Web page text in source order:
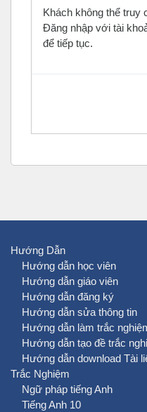
Khách không thể truy
Đăng nhập với tài
để tiếp tục.
Hướng Dẫn
Hướng dẫn học viên
Hướng dẫn giáo viên
Hướng dẫn đăng ký
Hướng dẫn sửa thông tin
Hướng dẫn làm trắc
Hướng dẫn tạo đề trắc
Hướng dẫn download Tài
Trắc Nghiệm
Ngữ pháp tiếng Anh
Tiếng Anh 10